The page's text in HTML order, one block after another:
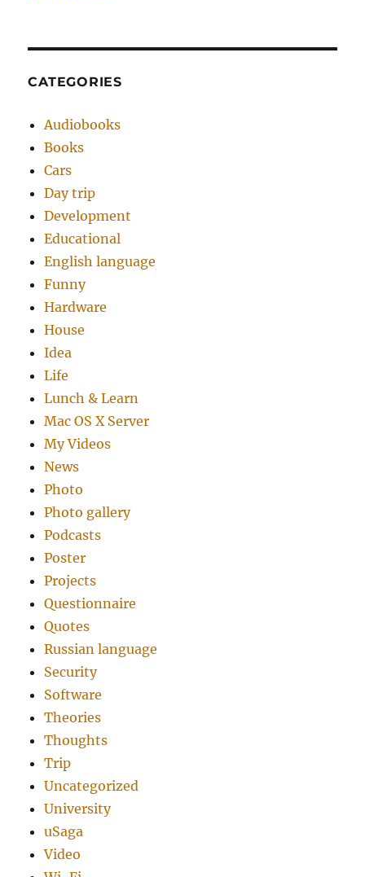
CATEGORIES
Audiobooks
Books
Cars
Day trip
Development
Educational
English language
Funny
Hardware
House
Idea
Life
Lunch & Learn
Mac OS X Server
My Videos
News
Photo
Photo gallery
Podcasts
Poster
Projects
Questionnaire
Quotes
Russian language
Security
Software
Theories
Thoughts
Trip
Uncategorized
University
uSaga
Video